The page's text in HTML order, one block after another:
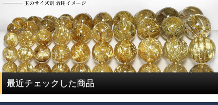
ての品質を大幅に高めています。
通常、この組み替え作業を行うには、同じサイズ、同じ品
質のブレスレットを複数用意する必要があり、費用がかさ
んでしまい容易なことではありません。
ですが、ルチルクォーツに特化した専門店だからこそ、一
サイズ毎に本数も揃うことで、この組み替え作業を可能と
ルチルクォーツは、水晶にルチルが内包されている鉱物で
す。
ルチルクォーツを評価する際には、ルチルと水晶で分けて
評価する必要があります。
ルチルクォーツの評価は、「ルチル」「水晶」の2つの要素
で決まります。
最近チェックした商品